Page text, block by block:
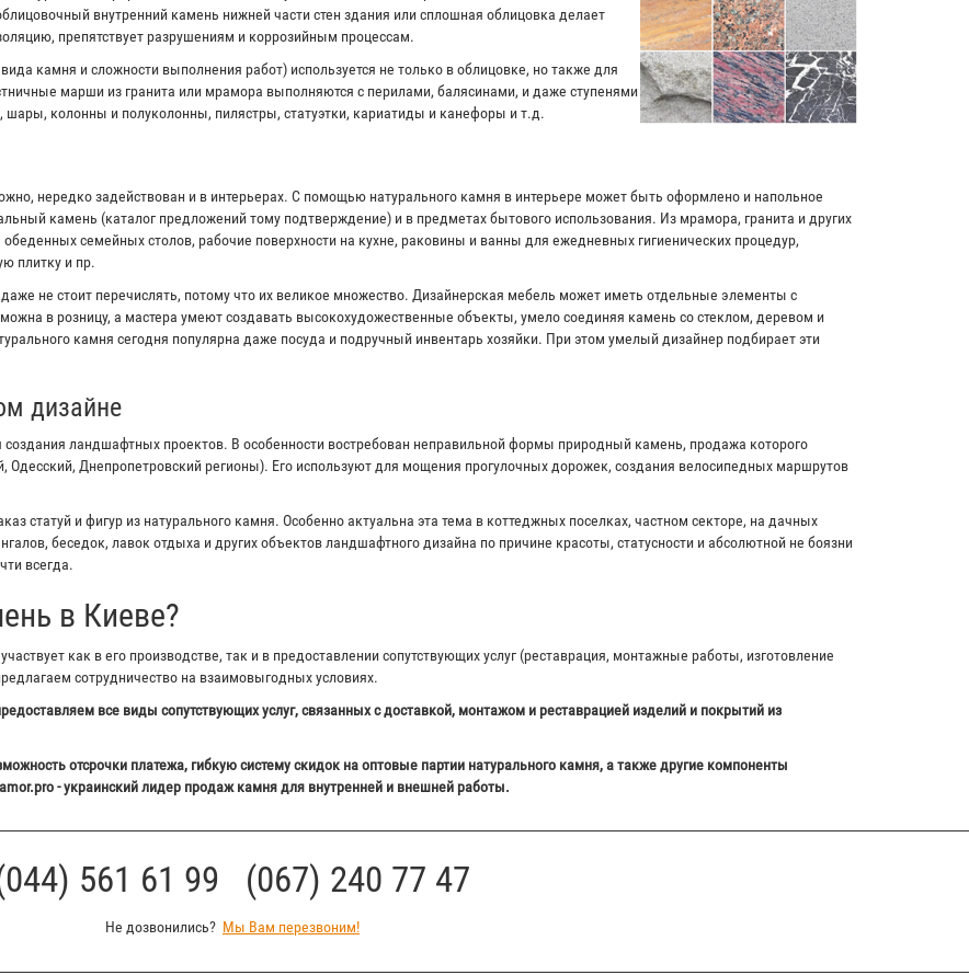
внутренний камень нижней части стен здания или сплошная облицовка делает
препятствует разрушениям и коррозийным процессам.
камня и сложности выполнения работ) используется не только в облицовке, но также для
марши из гранита или мрамора выполняются с перилами, балясинами, и даже ступенями
колонны и полуколонны, пилястры, статуэтки, кариатиды и канефоры и т.д.
нередко задействован и в интерьерах. С помощью натурального камня в интерьере может быть оформлено и напольное
камень (каталог предложений тому подтверждение) и в предметах бытового использования. Из мрамора, гранита и других
семейных столов, рабочие поверхности на кухне, раковины и ванны для ежедневных гигиенических процедур,
плитку и пр.
не стоит перечислять, потому что их великое множество. Дизайнерская мебель может иметь отдельные элементы с
в розницу, а мастера умеют создавать высокохудожественные объекты, умело соединяя камень со стеклом, деревом и
камня сегодня популярна даже посуда и подручный инвентарь хозяйки. При этом умелый дизайнер подбирает эти
дизайне
ландшафтных проектов. В особенности востребован неправильной формы природный камень, продажа которого
Днепропетровский регионы). Его используют для мощения прогулочных дорожек, создания велосипедных маршрутов
статуй и фигур из натурального камня. Особенно актуальна эта тема в коттеджных поселках, частном секторе, на дачных
беседок, лавок отдыха и других объектов ландшафтного дизайна по причине красоты, статусности и абсолютной не боязни
всегда.
в Киеве?
как в его производстве, так и в предоставлении сопутствующих услуг (реставрация, монтажные работы, изготовление
сотрудничество на взаимовыгодных условиях.
все виды сопутствующих услуг, связанных с доставкой, монтажом и реставрацией изделий и покрытий из
отсрочки платежа, гибкую систему скидок на оптовые партии натурального камня, а также другие компоненты
- украинский лидер продаж камня для внутренней и внешней работы.
561 61 99 (067) 240 77 47
Не дозвонились? Мы Вам перезвоним!